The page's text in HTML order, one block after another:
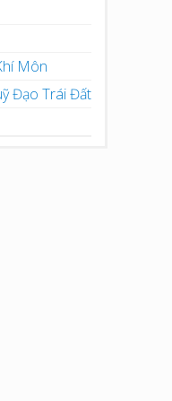
Môn
Đạo Trái Đất